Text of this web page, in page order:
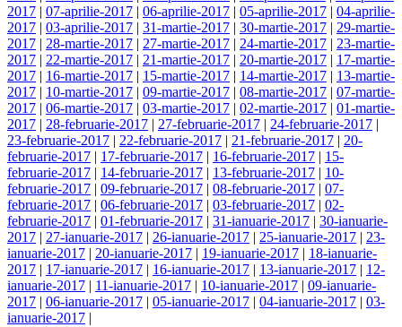
2017 | 07-aprilie-2017 | 06-aprilie-2017 | 05-aprilie-2017 | 04-aprilie-
2017 | 03-aprilie-2017 | 31-martie-2017 | 30-martie-2017 | 29-martie-
2017 | 28-martie-2017 | 27-martie-2017 | 24-martie-2017 | 23-martie-
2017 | 22-martie-2017 | 21-martie-2017 | 20-martie-2017 | 17-martie-
2017 | 16-martie-2017 | 15-martie-2017 | 14-martie-2017 | 13-martie-
2017 | 10-martie-2017 | 09-martie-2017 | 08-martie-2017 | 07-martie-
2017 | 06-martie-2017 | 03-martie-2017 | 02-martie-2017 | 01-martie-
2017 | 28-februarie-2017 | 27-februarie-2017 | 24-februarie-2017 |
23-februarie-2017 | 22-februarie-2017 | 21-februarie-2017 | 20-
februarie-2017 | 17-februarie-2017 | 16-februarie-2017 | 15-
februarie-2017 | 14-februarie-2017 | 13-februarie-2017 | 10-
februarie-2017 | 09-februarie-2017 | 08-februarie-2017 | 07-
februarie-2017 | 06-februarie-2017 | 03-februarie-2017 | 02-
februarie-2017 | 01-februarie-2017 | 31-ianuarie-2017 | 30-ianuarie-
2017 | 27-ianuarie-2017 | 26-ianuarie-2017 | 25-ianuarie-2017 | 23-
ianuarie-2017 | 20-ianuarie-2017 | 19-ianuarie-2017 | 18-ianuarie-
2017 | 17-ianuarie-2017 | 16-ianuarie-2017 | 13-ianuarie-2017 | 12-
ianuarie-2017 | 11-ianuarie-2017 | 10-ianuarie-2017 | 09-ianuarie-
2017 | 06-ianuarie-2017 | 05-ianuarie-2017 | 04-ianuarie-2017 | 03-
ianuarie-2017 |